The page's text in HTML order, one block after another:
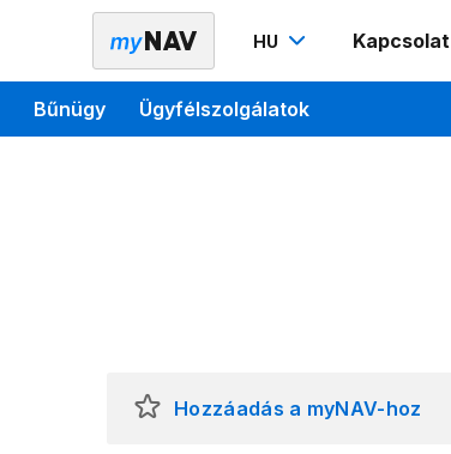
HU Kapcsolat
Bűnügy Ügyfélszolgálatok
Hozzáadás a myNAV-hoz